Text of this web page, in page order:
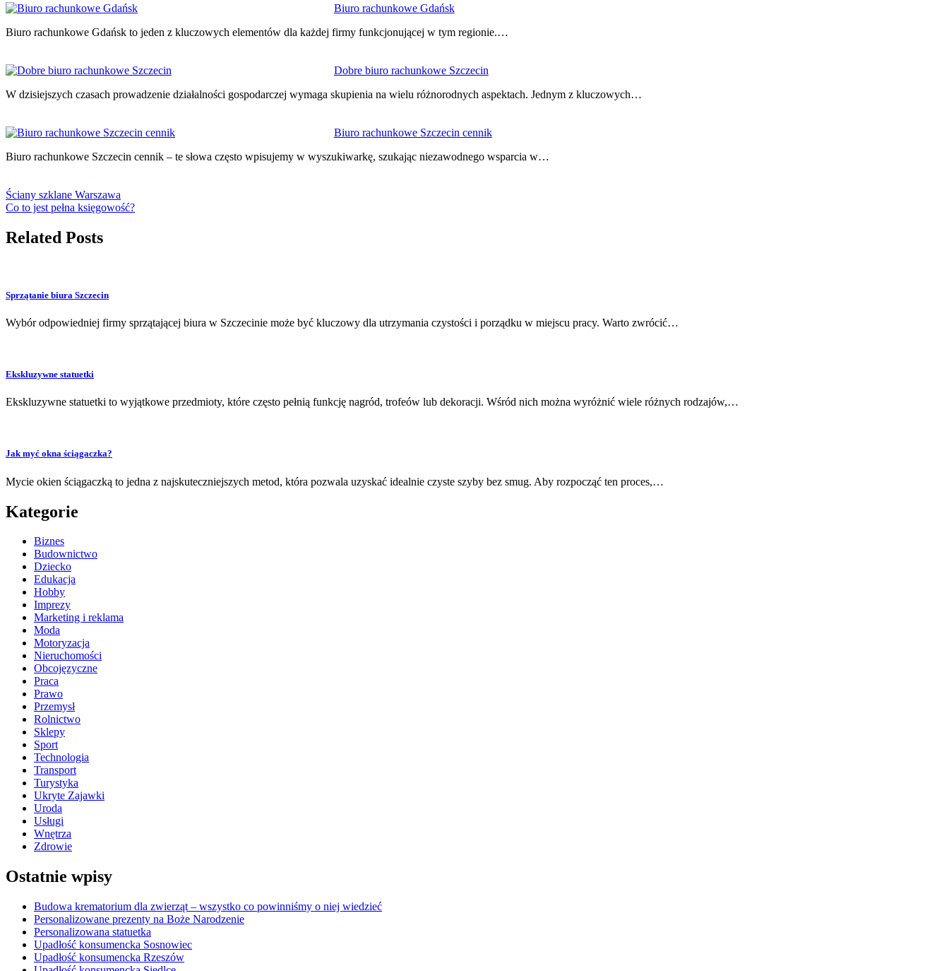
Biuro rachunkowe Gdańsk
Biuro rachunkowe Gdańsk to jeden z kluczowych elementów dla każdej firmy funkcjonującej w tym regionie.…
Dobre biuro rachunkowe Szczecin
W dzisiejszych czasach prowadzenie działalności gospodarczej wymaga skupienia na wielu różnorodnych aspektach. Jednym z kluczowych…
Biuro rachunkowe Szczecin cennik
Biuro rachunkowe Szczecin cennik – te słowa często wpisujemy w wyszukiwarkę, szukając niezawodnego wsparcia w…
Ściany szklane Warszawa
Co to jest pełna księgowość?
Related Posts
Sprzątanie biura Szczecin
Wybór odpowiedniej firmy sprzątającej biura w Szczecinie może być kluczowy dla utrzymania czystości i porządku w miejscu pracy. Warto zwrócić…
Ekskluzywne statuetki
Ekskluzywne statuetki to wyjątkowe przedmioty, które często pełnią funkcję nagród, trofeów lub dekoracji. Wśród nich można wyróżnić wiele różnych rodzajów,…
Jak myć okna ściągaczka?
Mycie okien ściągaczką to jedna z najskuteczniejszych metod, która pozwala uzyskać idealnie czyste szyby bez smug. Aby rozpocząć ten proces,…
Kategorie
Biznes
Budownictwo
Dziecko
Edukacja
Hobby
Imprezy
Marketing i reklama
Moda
Motoryzacja
Nieruchomości
Obcojęzyczne
Praca
Prawo
Przemysł
Rolnictwo
Sklepy
Sport
Technologia
Transport
Turystyka
Ukryte Zajawki
Uroda
Usługi
Wnętrza
Zdrowie
Ostatnie wpisy
Budowa krematorium dla zwierząt – wszystko co powinniśmy o niej wiedzieć
Personalizowane prezenty na Boże Narodzenie
Personalizowana statuetka
Upadłość konsumencka Sosnowiec
Upadłość konsumencka Rzeszów